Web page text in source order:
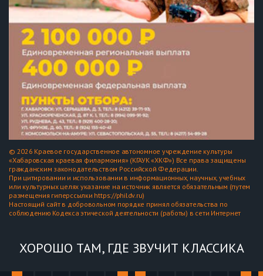
© 2026 Краевое государственное автономное учреждение культуры
«Хабаровская краевая филармония» (КГАУК «ХКФ») Все права защищены
гражданским законодательством Российской Федерации.
При цитировании и использовании в информационных, научных, учебных
или культурных целях указание на источник является обязательным (путем
размещения гиперссылки https://phildv.ru)
Настоящий сайт в добровольном порядке принял обязательства по
соблюдению Кодекса этической деятельности (работы) в сети Интернет
ХОРОШО ТАМ, ГДЕ ЗВУЧИТ КЛАССИКА